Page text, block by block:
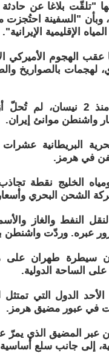
وبأن "السفينة
الإقليمية الإيرانية".
بالصواريخ
ورغم سريان وقف لإطلاق
واشنطن موانئ إيران.
البريطانية
في هرمز.
الخليج نقطة تجاذب
الشحن البحري
النفط والغاز
عبره. وردّت واشنطن
أن سيطرة طهران
على الساحة الدولية.
الدول التي تمتثل
في عبور مضيق هرمز.
المضيق الذي يمرّ
إلى جانب سلع